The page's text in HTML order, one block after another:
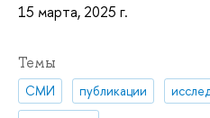
15 марта, 2025 г.
Темы
СМИ публикации